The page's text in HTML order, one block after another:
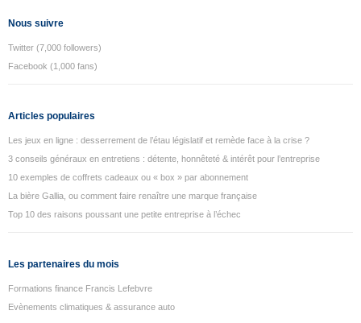
Nous suivre
Twitter (7,000 followers)
Facebook (1,000 fans)
Articles populaires
Les jeux en ligne : desserrement de l’étau législatif et remède face à la crise ?
3 conseils généraux en entretiens : détente, honnêteté & intérêt pour l’entreprise
10 exemples de coffrets cadeaux ou « box » par abonnement
La bière Gallia, ou comment faire renaître une marque française
Top 10 des raisons poussant une petite entreprise à l’échec
Les partenaires du mois
Formations finance Francis Lefebvre
Evènements climatiques & assurance auto